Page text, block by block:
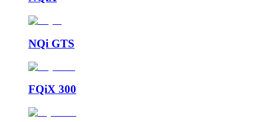
NQi GTS
FQiX 300